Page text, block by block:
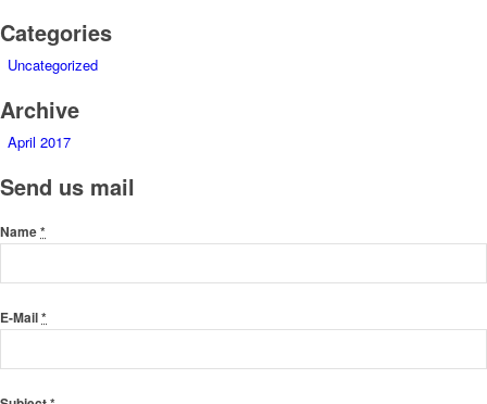
Categories
Uncategorized
Archive
April 2017
Send us mail
Name*
E-Mail*